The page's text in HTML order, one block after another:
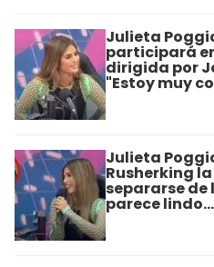
Julieta
participará
dirigida por
"Estoy muy
Julieta
Rusherking
separarse de
parece